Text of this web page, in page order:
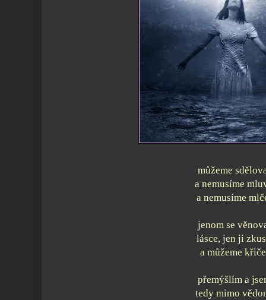
můžeme
a nemusíme
a nemusíme
jenom se
lásce, jen ji
a můžeme
přemýšlím a
tedy mimo